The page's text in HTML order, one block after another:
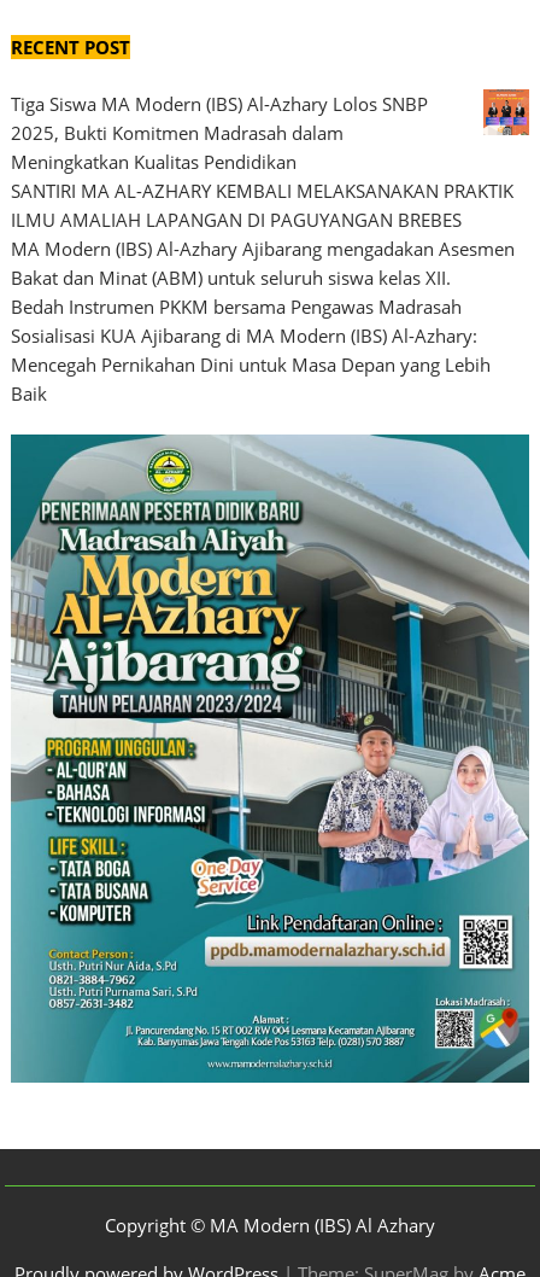
RECENT POST
Tiga Siswa MA Modern (IBS) Al-Azhary Lolos SNBP
2025, Bukti Komitmen Madrasah dalam
Meningkatkan Kualitas Pendidikan
SANTIRI MA AL-AZHARY KEMBALI MELAKSANAKAN PRAKTIK
ILMU AMALIAH LAPANGAN DI PAGUYANGAN BREBES
MA Modern (IBS) Al-Azhary Ajibarang mengadakan Asesmen
Bakat dan Minat (ABM) untuk seluruh siswa kelas XII.
Bedah Instrumen PKKM bersama Pengawas Madrasah
Sosialisasi KUA Ajibarang di MA Modern (IBS) Al-Azhary:
Mencegah Pernikahan Dini untuk Masa Depan yang Lebih
Baik
Copyright © MA Modern (IBS) Al Azhary